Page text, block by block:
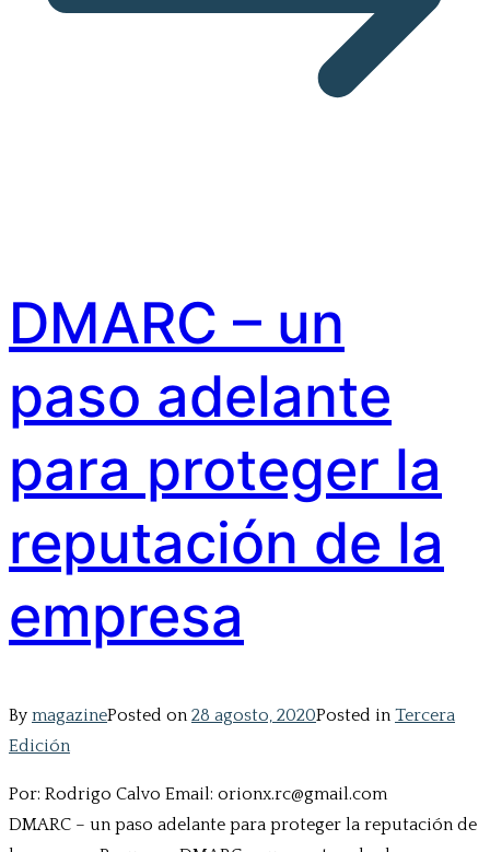
DMARC – un
paso adelante
para proteger la
reputación de la
empresa
By magazinePosted on 28 agosto, 2020Posted in Tercera
Edición
Por: Rodrigo Calvo Email: orionx.rc@gmail.com
DMARC – un paso adelante para proteger la reputación de